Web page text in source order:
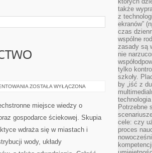
ZRÓWNOWAŻONE
ZOSTAŁA WYŁĄCZONA
miejsce wiedzy o
gospodarce ściekowej. Skupia
wdraża się w miastach i
wody, układy
także
z
ekranów”
czas
wspólne
zasady są
nie
tylko
szkoły.
by „iść z
Potrzebne
cele: czy
proces